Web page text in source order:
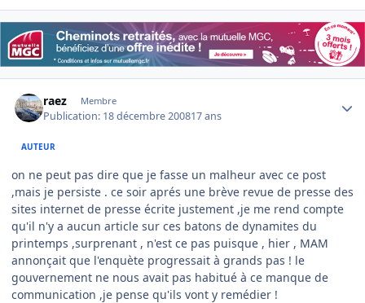
raez Membre
Publication: 18 décembre 200817 ans
AUTEUR
on ne peut pas dire que je fasse un malheur avec ce post
,mais je persiste . ce soir aprés une brève revue de presse des
sites internet de presse écrite justement ,je me rend compte
qu'il n'y a aucun article sur ces batons de dynamites du
printemps ,surprenant , n'est ce pas puisque , hier , MAM
annonçait que l'enquète progressait à grands pas ! le
gouvernement ne nous avait pas habitué à ce manque de
communication ,je pense qu'ils vont y remédier !